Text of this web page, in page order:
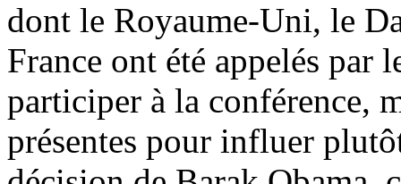
dont le Royaume-Uni, le
France ont été appelés par
participer à la conférence,
présentes pour influer